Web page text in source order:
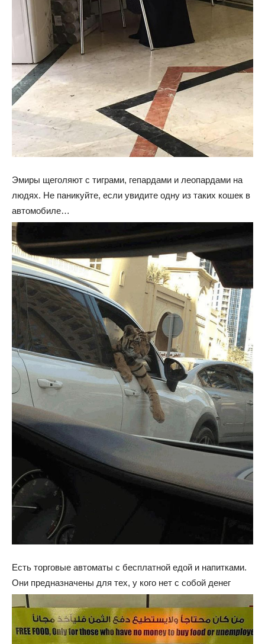
Эмиры щеголяют с тиграми, гепардами и леопардами на
людях. Не паникуйте, если увидите одну из таких кошек в
автомобиле…
Есть торговые автоматы с бесплатной едой и напитками.
Они предназначены для тех, у кого нет с собой денег